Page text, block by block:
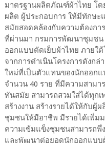
มาตรฐานผลิตภัณฑ์ผ้าไทย โด
ผลิต ผู้ประกอบการ ให้มีทักษ
สมัยสอดคล้องกับความต้องกา
ที่ผ่านมา กรมการพัฒนาชุมชน
ออกแบบตัดเย็บผ้าไทย ภายใต้
จากการดำเนินโครงการดังก
ใหม่ที่เป็นตัวแทนของนักออก
จำนวน 40 ราย ที่มีความสาม
ทันสมัย สามารถสวมใส่ได้ทุก
สร้างงาน สร้างรายได้ให้กับผู้
ชุมชนให้มีอาชีพ มีรายได้เพิ่ม
ความเข้มแข็งชุมชนสามารถพึ่
และพัฒนาต่อยอดนักออกแบบ